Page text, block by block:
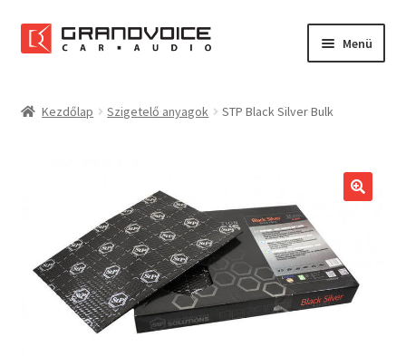
Ugrás
a
Kilépés
a
Menü
Szolgáltatások
Kapcsolat
Kezdőlap Szigetelő anyagok STP Black Silver Bulk